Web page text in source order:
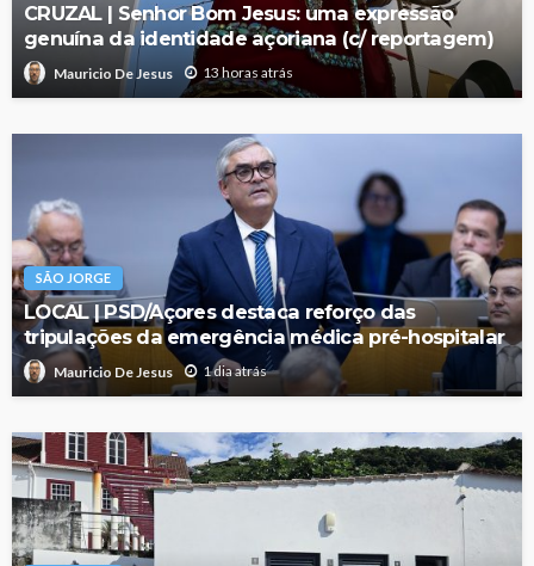
CRUZAL | Senhor Bom Jesus: uma expressão
genuína da identidade açoriana (c/ reportagem)
Mauricio De Jesus 13 horas atrás
SÃO JORGE
LOCAL | PSD/Açores destaca reforço das
tripulações da emergência médica pré-hospitalar
Mauricio De Jesus 1 dia atrás